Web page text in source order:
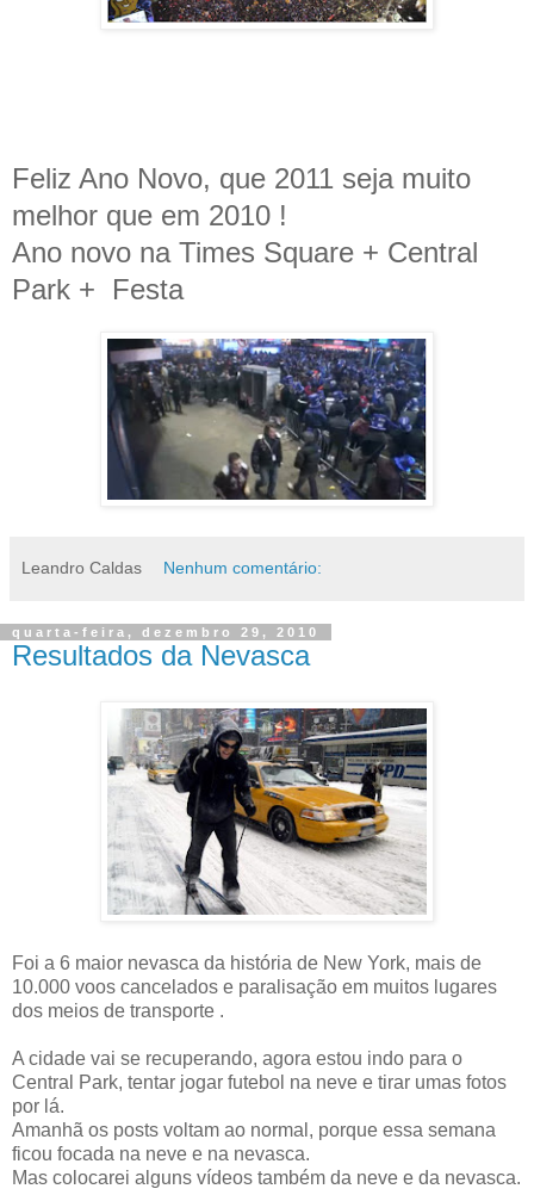
Feliz Ano Novo, que 2011 seja muito
melhor que em 2010 !
Ano novo na Times Square + Central
Park + Festa
Leandro Caldas Nenhum comentário:
quarta-feira, dezembro 29, 2010
Resultados da Nevasca
Foi a 6 maior nevasca da história de New York, mais de
10.000 voos cancelados e paralisação em muitos lugares
dos meios de transporte .
A cidade vai se recuperando, agora estou indo para o
Central Park, tentar jogar futebol na neve e tirar umas fotos
por lá.
Amanhã os posts voltam ao normal, porque essa semana
ficou focada na neve e na nevasca.
Mas colocarei alguns vídeos também da neve e da nevasca.